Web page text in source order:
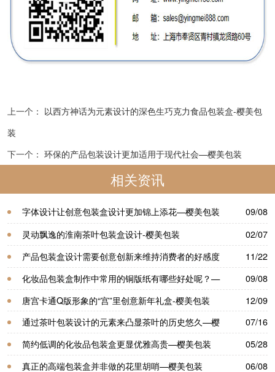
上一个： 以西方神话为元素设计的深色生巧克力食品包装盒-樱美包
装
下一个： 环保的产品包装设计更加适用于现代社会—樱美包装
相关资讯
字体设计让创意包装盒设计更加锦上添花—樱美包装
09/08
灵动飘逸的淮南茶叶包装盒设计-樱美包装
02/07
产品包装盒设计需要创意创新来维持消费者的好感度
—樱美包装
11/22
化妆品包装盒制作中常用的铜版纸有哪些好处呢？—
樱美包装
09/08
唐宫卡通Q版形象的“宫”里创意新年礼盒-樱美包装
12/09
通过茶叶包装设计的元素来凸显茶叶的历史悠久—樱
美包装
07/16
简约低调的化妆品包装盒更显优雅高贵—樱美包装
05/28
真正的高端包装盒并非做的花里胡哨—樱美包装
06/08